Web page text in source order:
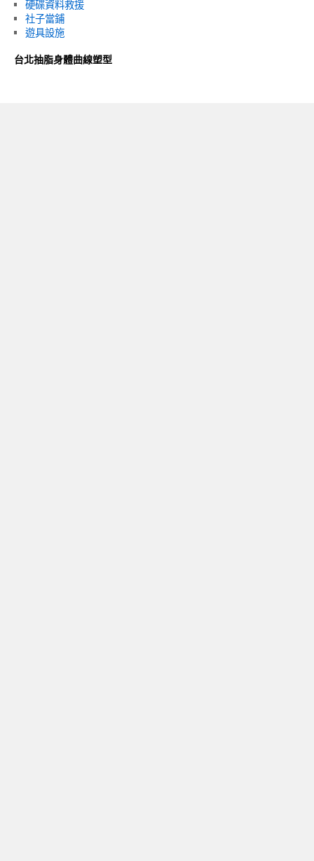
硬碟資料救援
社子當鋪
遊具設施
台北抽脂身體曲線塑型